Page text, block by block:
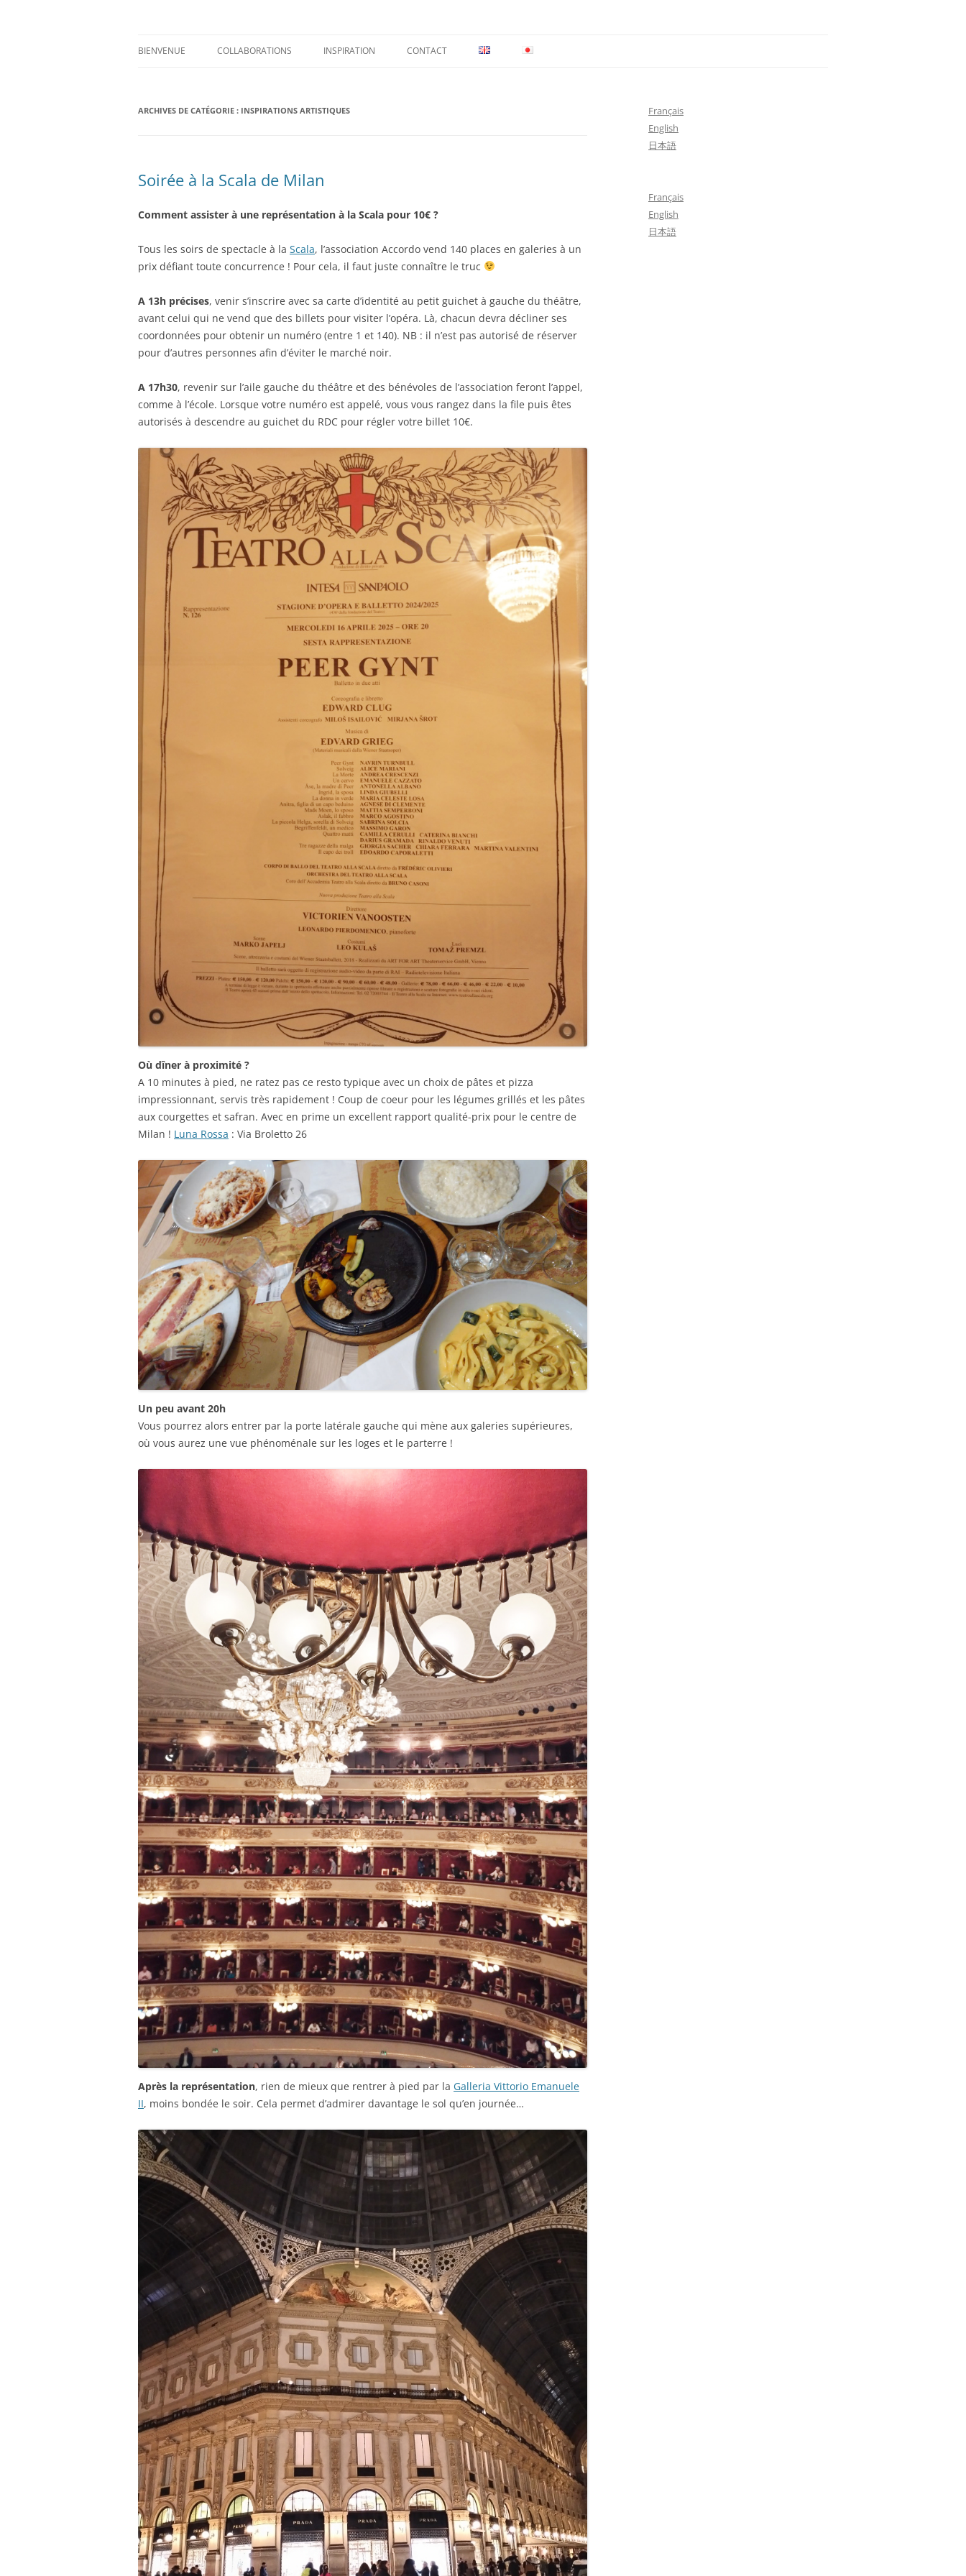
BIENVENUE COLLABORATIONS INSPIRATION CONTACT
ARCHIVES DE CATÉGORIE : INSPIRATIONS ARTISTIQUES
Soirée à la Scala de Milan
Comment assister à une représentation à la Scala pour 10€ ?
Tous les soirs de spectacle à la Scala, l’association Accordo vend 140 places en galeries à un
prix défiant toute concurrence ! Pour cela, il faut juste connaître le truc
A 13h précises, venir s’inscrire avec sa carte d’identité au petit guichet à gauche du théâtre,
avant celui qui ne vend que des billets pour visiter l’opéra. Là, chacun devra décliner ses
coordonnées pour obtenir un numéro (entre 1 et 140). NB : il n’est pas autorisé de réserver
pour d’autres personnes afin d’éviter le marché noir.
A 17h30, revenir sur l’aile gauche du théâtre et des bénévoles de l’association feront l’appel,
comme à l’école. Lorsque votre numéro est appelé, vous vous rangez dans la file puis êtes
autorisés à descendre au guichet du RDC pour régler votre billet 10€.
Où dîner à proximité ?
A 10 minutes à pied, ne ratez pas ce resto typique avec un choix de pâtes et pizza
impressionnant, servis très rapidement ! Coup de coeur pour les légumes grillés et les pâtes
aux courgettes et safran. Avec en prime un excellent rapport qualité-prix pour le centre de
Milan ! Luna Rossa : Via Broletto 26
Un peu avant 20h
Vous pourrez alors entrer par la porte latérale gauche qui mène aux galeries supérieures,
où vous aurez une vue phénoménale sur les loges et le parterre !
Après la représentation, rien de mieux que rentrer à pied par la Galleria Vittorio Emanuele
II, moins bondée le soir. Cela permet d’admirer davantage le sol qu’en journée…
Français
English
日本語
Français
English
日本語